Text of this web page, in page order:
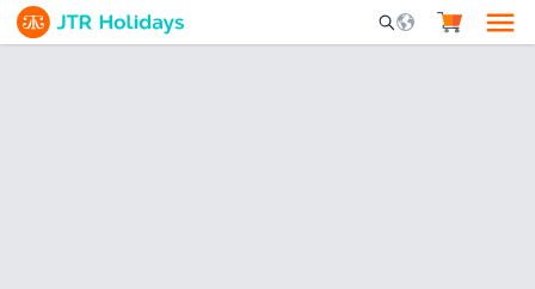
Mobile Search